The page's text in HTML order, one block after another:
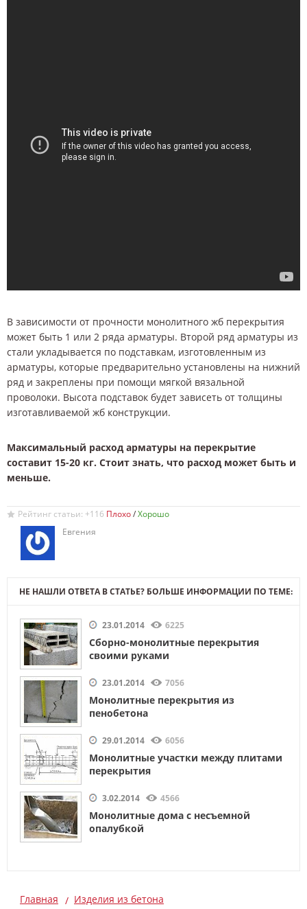
В зависимости от прочности монолитного жб перекрытия
может быть 1 или 2 ряда арматуры. Второй ряд арматуры из
стали укладывается по подставкам, изготовленным из
арматуры, которые предварительно установлены на нижний
ряд и закреплены при помощи мягкой вязальной
проволоки. Высота подставок будет зависеть от толщины
изготавливаемой жб конструкции.
Максимальный расход арматуры на перекрытие
составит 15-20 кг. Стоит знать, что расход может быть и
меньше.
Рейтинг статьи: +116
/
Евгения
НЕ НАШЛИ ОТВЕТА В СТАТЬЕ? БОЛЬШЕ ИНФОРМАЦИИ ПО ТЕМЕ:
23.01.2014 6225
Сборно-монолитные перекрытия
своими руками
23.01.2014 7056
Монолитные перекрытия из
пенобетона
29.01.2014 6056
Монолитные участки между плитами
перекрытия
3.02.2014 4566
Монолитные дома с несъемной
опалубкой
Главная Изделия из бетона